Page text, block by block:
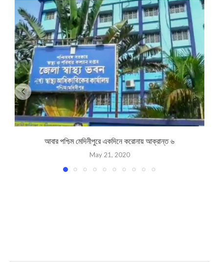
আবার পশ্চিম মেদিনীপুরে একদিনে করোনায় আক্রান্ত ৬
May 21, 2020